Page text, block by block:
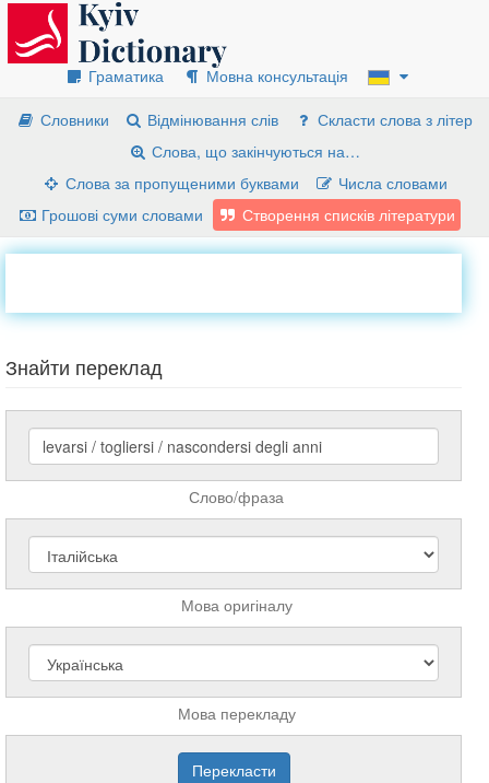
Граматика
Мовна консультація
Словники
Відмінювання слів
Скласти слова з літер
Слова, що закінчуються на…
Слова за пропущеними буквами
Числа словами
Грошові суми словами
Створення списків літератури
Знайти переклад
Слово/фраза
Мова оригіналу
Мова перекладу